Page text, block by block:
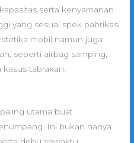
serta kenyamanan
yang sesuai spek pabrikasi
mobil namun juga
seperti airbag samping,
tabrakan.
utama buat
Ini bukan hanya
debu sewaktu